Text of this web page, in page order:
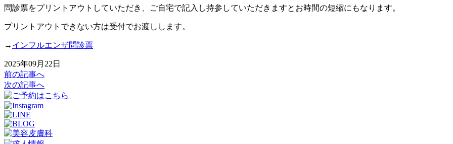
問診票をプリントアウトしていただき、ご自宅で記入し持参していただきますとお時間の短縮にもなります。
プリントアウトできない方は受付でお渡しします。
→ インフルエンザ問診票
2025年09月22日
前の記事へ
次の記事へ